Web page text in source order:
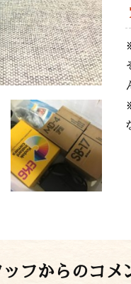
フからのコメ